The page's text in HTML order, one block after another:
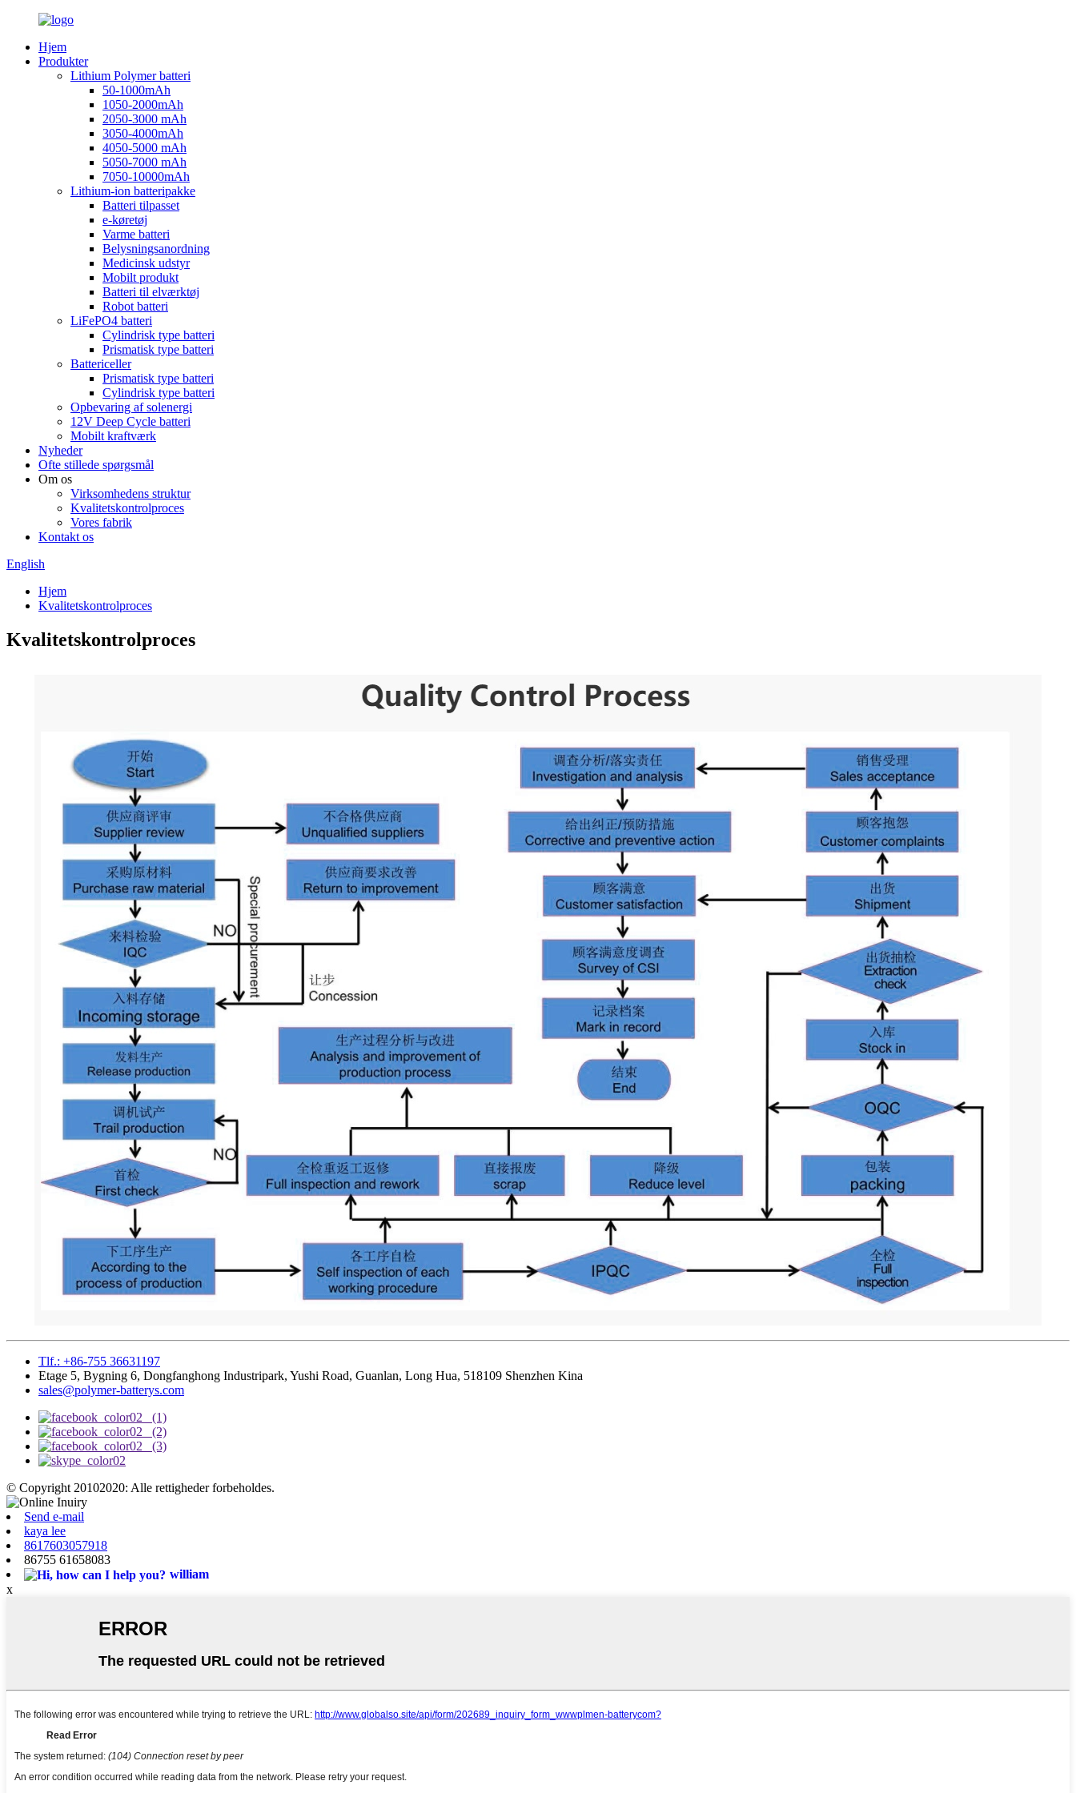
Hjem
Produkter
Lithium Polymer batteri
50-1000mAh
1050-2000mAh
2050-3000 mAh
3050-4000mAh
4050-5000 mAh
5050-7000 mAh
7050-10000mAh
Lithium-ion batteripakke
Batteri tilpasset
e-køretøj
Varme batteri
Belysningsanordning
Medicinsk udstyr
Mobilt produkt
Batteri til elværktøj
Robot batteri
LiFePO4 batteri
Cylindrisk type batteri
Prismatisk type batteri
Battericeller
Prismatisk type batteri
Cylindrisk type batteri
Opbevaring af solenergi
12V Deep Cycle batteri
Mobilt kraftværk
Nyheder
Ofte stillede spørgsmål
Om os
Virksomhedens struktur
Kvalitetskontrolproces
Vores fabrik
Kontakt os
English
Hjem
Kvalitetskontrolproces
Kvalitetskontrolproces
Tlf.: +86-755 36631197
Etage 5, Bygning 6, Dongfanghong Industripark, Yushi Road, Guanlan, Long Hua, 518109 Shenzhen Kina
sales@polymer-batterys.com
© Copyright 20102020: Alle rettigheder forbeholdes.
Send e-mail
kaya lee
8617603057918
86755 61658083
william
x